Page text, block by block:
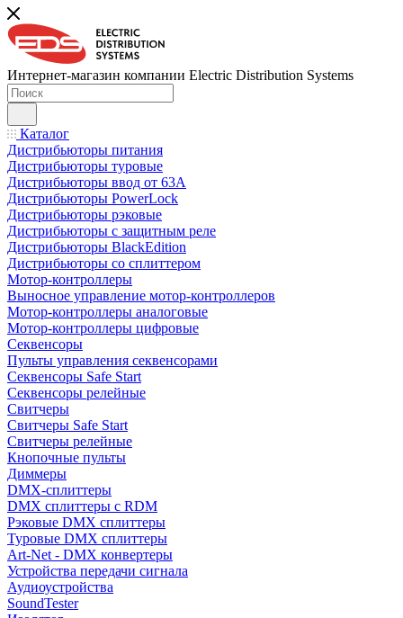
Интернет-магазин компании Electric Distribution Systems
Каталог
Дистрибьюторы питания
Дистрибьюторы туровые
Дистрибьюторы ввод от 63A
Дистрибьюторы PowerLock
Дистрибьюторы рэковые
Дистрибьюторы с защитным реле
Дистрибьюторы BlackEdition
Дистрибьюторы со сплиттером
Мотор-контроллеры
Выносное управление мотор-контроллеров
Мотор-контроллеры аналоговые
Мотор-контроллеры цифровые
Секвенсоры
Пульты управления секвенсорами
Секвенсоры Safe Start
Секвенсоры релейные
Свитчеры
Свитчеры Safe Start
Свитчеры релейные
Кнопочные пульты
Диммеры
DMX-сплиттеры
DMX сплиттеры с RDM
Рэковые DMX сплиттеры
Туровые DMX сплиттеры
Art-Net - DMX конвертеры
Устройства передачи сигнала
Аудиоустройства
SoundTester